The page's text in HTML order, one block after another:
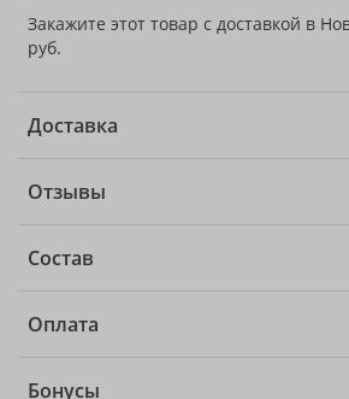
Закажите этот товар с доставкой в
руб.
Доставка
Отзывы
Состав
Оплата
Бонусы